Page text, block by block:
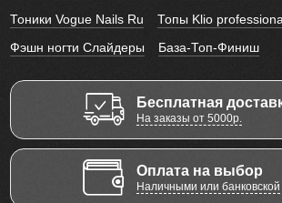
Тоники Vogue Nails Ru
Топы Klio
Фэшн ногти Слайдеры
База-Топ-Финиш
Бесплатная
На заказы от 5000р.
Оплата на выбор
Наличными или банковской